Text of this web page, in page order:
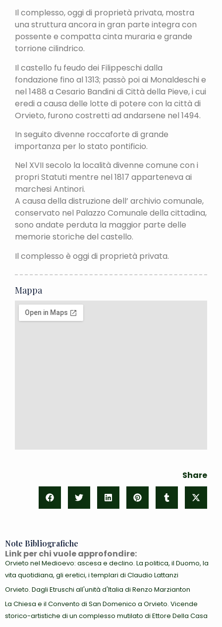
Il complesso, oggi di proprietà privata, mostra
una struttura ancora in gran parte integra con
possente e compatta cinta muraria e grande
torrione cilindrico.
Il castello fu feudo dei Filippeschi dalla
fondazione fino al 1313; passò poi ai Monaldeschi e
nel 1488 a Cesario Bandini di Città della Pieve, i cui
eredi a causa delle lotte di potere con la città di
Orvieto, furono costretti ad andarsene nel 1494.
In seguito divenne roccaforte di grande
importanza per lo stato pontificio.
Nel XVII secolo la località divenne comune con i
propri Statuti mentre nel 1817 apparteneva ai
marchesi Antinori.
A causa della distruzione dell’ archivio comunale,
conservato nel Palazzo Comunale della cittadina,
sono andate perduta la maggior parte delle
memorie storiche del castello.
Il complesso è oggi di proprietà privata.
Mappa
Share
Note Bibliografiche
Link per chi vuole approfondire:
Orvieto nel Medioevo: ascesa e declino. La politica, il Duomo, la
vita quotidiana, gli eretici, i templari di Claudio Lattanzi
Orvieto. Dagli Etruschi all'unità d'Italia di Renzo Marzianton
La Chiesa e il Convento di San Domenico a Orvieto. Vicende
storico-artistiche di un complesso mutilato di Ettore Della Casa